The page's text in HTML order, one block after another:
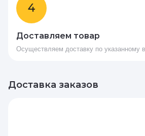
4
Доставляем товар
Осуществляем доставку по указанному
Доставка заказов